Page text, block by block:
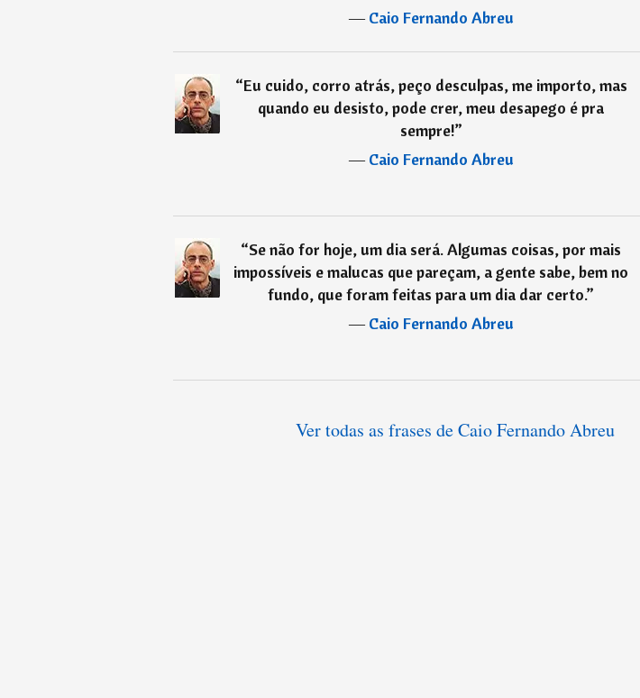
―Caio Fernando Abreu
“Eu cuido, corro atrás, peço desculpas, me importo, mas
quando eu desisto, pode crer, meu desapego é pra
sempre!”
―Caio Fernando Abreu
“Se não for hoje, um dia será. Algumas coisas, por mais
impossíveis e malucas que pareçam, a gente sabe, bem no
fundo, que foram feitas para um dia dar certo.”
―Caio Fernando Abreu
Ver todas as frases de Caio Fernando Abreu